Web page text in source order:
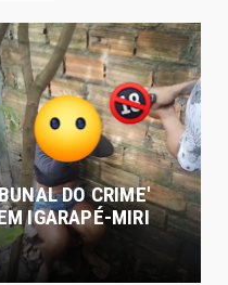
DO CRIME'
IGARAPÉ-MIRI